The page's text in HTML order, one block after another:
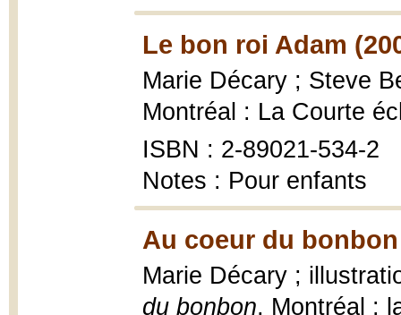
Le bon roi Adam
Marie Décary ; Steve
Montréal : La Courte
ISBN : 2-89021-534-2
Notes : Pour enfants
Au coeur du bonbon
Marie Décary ;
du bonbon, Montréal :